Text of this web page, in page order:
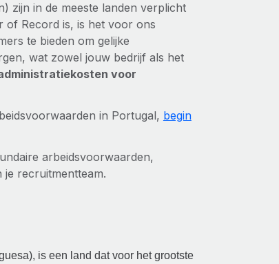
zijn in de meeste landen verplicht
of Record is, is het voor ons
te bieden om gelijke
wat zowel jouw bedrijf als het
voor
in Portugal, begin
arbeidsvoorwaarden,
je recruitmentteam.
is een land dat voor het grootste